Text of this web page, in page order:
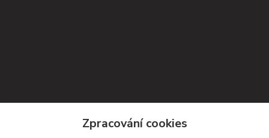
Zpracování cookies